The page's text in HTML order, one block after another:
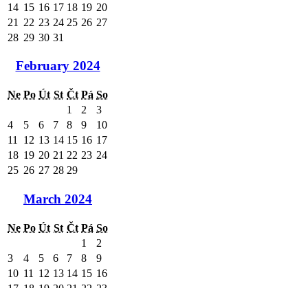
14 15 16 17 18 19 20
21
22 23 24 25 26 27
28 29 30 31
February 2024
Ne Po Út St Čt Pá So
1
2
3
4
5 6 7 8 9
10
11
12 13 14 15 16 17
18 19 20 21 22 23 24
25 26 27 28 29
March 2024
Ne Po Út St Čt Pá So
1
2
3
4 5 6 7 8
9
10 11 12 13 14 15 16